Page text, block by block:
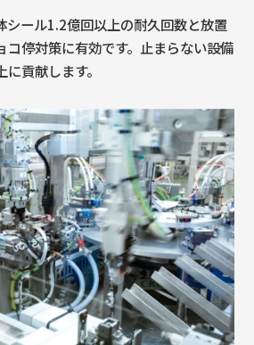
シール1.2億回以上の耐久回数と放置
コ停対策に有効です。止まらない設備
貢献します。